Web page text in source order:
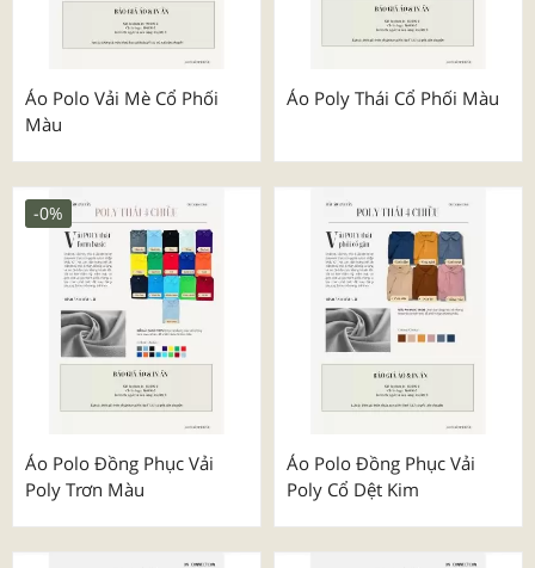
Áo Polo Vải Mè Cổ Phối
Màu
Áo Poly Thái Cổ Phối Màu
Áo Polo Đồng Phục Vải
Poly Trơn Màu
-0%
Áo Polo Đồng Phục Vải
Poly Cổ Dệt Kim